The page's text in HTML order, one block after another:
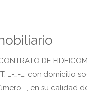
DE
…-…-…, con domicilio
…, en su calidad de